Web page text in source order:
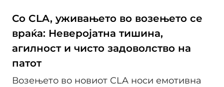
Со CLA, уживањето во возењето се
враќа: Неверојатна тишина,
агилност и чисто задоволство на
патот
Возењето во новиот CLA носи емотивна